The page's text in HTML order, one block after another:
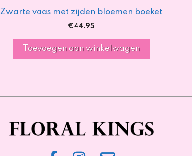
Zwarte vaas met zijden bloemen boeket
€44.95
Toevoegen aan winkelwagen